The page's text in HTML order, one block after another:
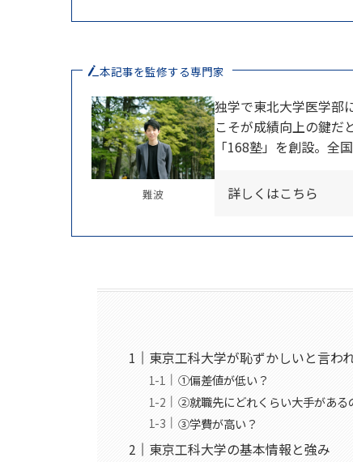
本記事を監修する専門家
難波
独学で東北大学医学部
こそが成績向上の鍵だ
「168塾」を創設。全
詳しくはこちら
東京工科大学が恥ずかしいと言わ
①偏差値が低い？
②就職先にどれくらい大手がある
③学費が高い？
東京工科大学の基本情報と強み